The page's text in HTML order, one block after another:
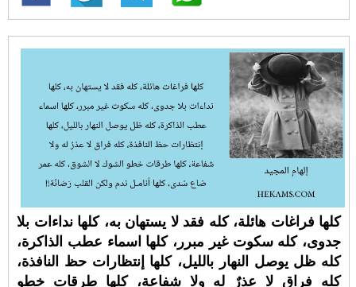
كلها فراغات هائلة، كله فقد لا يستهان به، كلها نداءات بلا
جدوى، كله سكوت غير مبرر، كلها اسماء عطب الذاكرة،
كله ظل يوصل النهار بالليل، كلها إنتظارات حظ النافذة،
كله فراق لا عذرٌ له ولا شفاعة، كلها طرقات خطو